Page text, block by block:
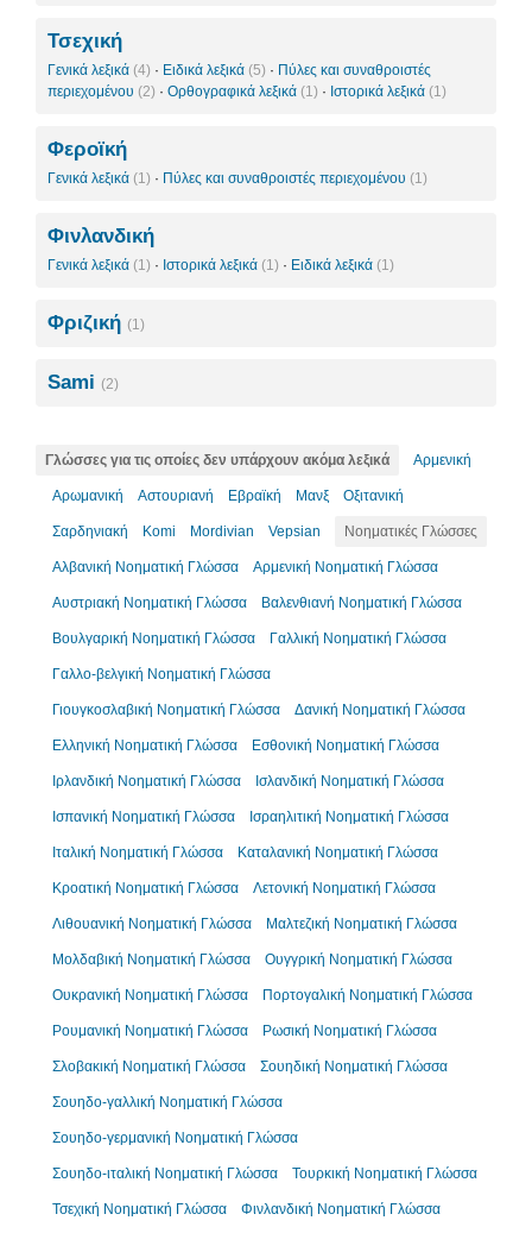
Τσεχική
Γενικά λεξικά (4) · Ειδικά λεξικά (5) · Πύλες και συναθροιστές
περιεχομένου (2) · Ορθογραφικά λεξικά (1) · Ιστορικά λεξικά (1)
Φεροϊκή
Γενικά λεξικά (1) · Πύλες και συναθροιστές περιεχομένου (1)
Φινλανδική
Γενικά λεξικά (1) · Ιστορικά λεξικά (1) · Ειδικά λεξικά (1)
Φριζική (1)
Sami (2)
Γλώσσες για τις οποίες δεν υπάρχουν ακόμα λεξικά Αρμενική
Αρωμανική Αστουριανή Εβραϊκή Μανξ Οξιτανική
Σαρδηνιακή Komi Mordivian Vepsian Νοηματικές Γλώσσες
Αλβανική Νοηματική Γλώσσα Αρμενική Νοηματική Γλώσσα
Αυστριακή Νοηματική Γλώσσα Βαλενθιανή Νοηματική Γλώσσα
Βουλγαρική Νοηματική Γλώσσα Γαλλική Νοηματική Γλώσσα
Γαλλο-βελγική Νοηματική Γλώσσα
Γιουγκοσλαβική Νοηματική Γλώσσα Δανική Νοηματική Γλώσσα
Ελληνική Νοηματική Γλώσσα Εσθονική Νοηματική Γλώσσα
Ιρλανδική Νοηματική Γλώσσα Ισλανδική Νοηματική Γλώσσα
Ισπανική Νοηματική Γλώσσα Ισραηλιτική Νοηματική Γλώσσα
Ιταλική Νοηματική Γλώσσα Καταλανική Νοηματική Γλώσσα
Κροατική Νοηματική Γλώσσα Λετονική Νοηματική Γλώσσα
Λιθουανική Νοηματική Γλώσσα Μαλτεζική Νοηματική Γλώσσα
Μολδαβική Νοηματική Γλώσσα Ουγγρική Νοηματική Γλώσσα
Ουκρανική Νοηματική Γλώσσα Πορτογαλική Νοηματική Γλώσσα
Ρουμανική Νοηματική Γλώσσα Ρωσική Νοηματική Γλώσσα
Σλοβακική Νοηματική Γλώσσα Σουηδική Νοηματική Γλώσσα
Σουηδο-γαλλική Νοηματική Γλώσσα
Σουηδο-γερμανική Νοηματική Γλώσσα
Σουηδο-ιταλική Νοηματική Γλώσσα Τουρκική Νοηματική Γλώσσα
Τσεχική Νοηματική Γλώσσα Φινλανδική Νοηματική Γλώσσα